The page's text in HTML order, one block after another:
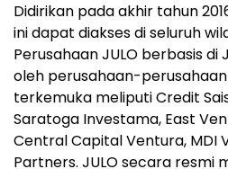
Didirikan pada akhir tahun
ini dapat diakses di seluruh
Perusahaan JULO berbasis
oleh perusahaan-
terkemuka meliputi Credit
Saratoga Investama, East
Central Capital Ventura, MDI
Partners. JULO secara resmi